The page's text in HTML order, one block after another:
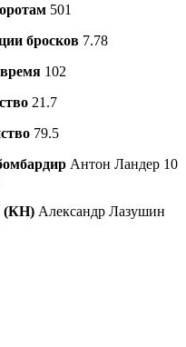
501
бросков7.78
102
21.7
79.5
Антон Ландер 10
(КН) Александр Лазушин